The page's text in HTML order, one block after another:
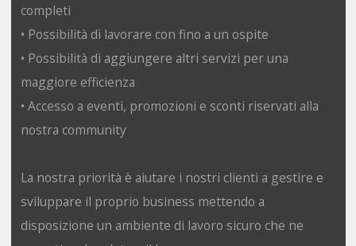
completi
• Possibilità di lavorare con fino a un ospite
• Possibilità di aggiungere altri servizi per una
maggiore efficienza
• Accesso a eventi, promozioni e sconti riservati alla
nostra community
La nostra priorità è aiutare i nostri clienti a gestire e
sviluppare il proprio business mettendo a
disposizione un ambiente di lavoro sicuro che ne